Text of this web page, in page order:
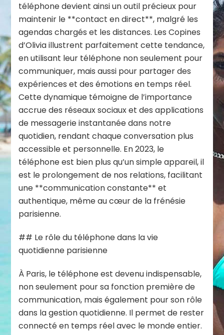
téléphone devient ainsi un outil précieux pour
maintenir le **contact en direct**, malgré les
agendas chargés et les distances. Les Copines
d’Olivia illustrent parfaitement cette tendance,
en utilisant leur téléphone non seulement pour
communiquer, mais aussi pour partager des
expériences et des émotions en temps réel.
Cette dynamique témoigne de l’importance
accrue des réseaux sociaux et des applications
de messagerie instantanée dans notre
quotidien, rendant chaque conversation plus
accessible et personnelle. En 2023, le
téléphone est bien plus qu’un simple appareil, il
est le prolongement de nos relations, facilitant
une **communication constante** et
authentique, même au cœur de la frénésie
parisienne.
## Le rôle du téléphone dans la vie
quotidienne parisienne
À Paris, le téléphone est devenu indispensable,
non seulement pour sa fonction première de
communication, mais également pour son rôle
dans la gestion quotidienne. Il permet de rester
connecté en temps réel avec le monde entier.